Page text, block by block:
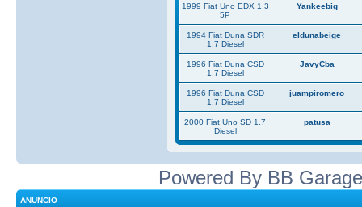
1999 Fiat Uno EDX 1.3
5P
Yankeebig
1994 Fiat Duna SDR
1.7 Diesel
eldunabeige
1996 Fiat Duna CSD
1.7 Diesel
JavyCba
1996 Fiat Duna CSD
1.7 Diesel
juampiromero
2000 Fiat Uno SD 1.7
Diesel
patusa
Powered By BB
ANUNCIO